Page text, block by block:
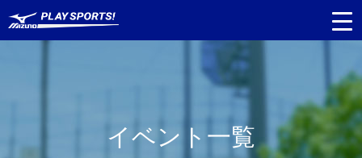
イベント一覧